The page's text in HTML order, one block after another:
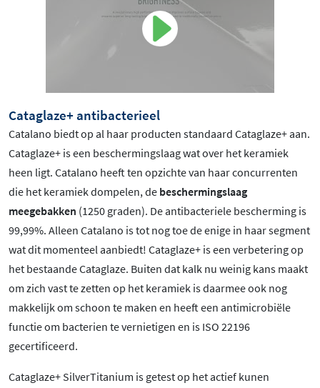
Cataglaze+ antibacterieel
Catalano biedt op al haar producten standaard Cataglaze+ aan.
Cataglaze+ is een beschermingslaag wat over het keramiek
heen ligt. Catalano heeft ten opzichte van haar concurrenten
die het keramiek dompelen, de beschermingslaag
meegebakken (1250 graden). De antibacteriele bescherming is
99,99%. Alleen Catalano is tot nog toe de enige in haar segment
wat dit momenteel aanbiedt! Cataglaze+ is een verbetering op
het bestaande Cataglaze. Buiten dat kalk nu weinig kans maakt
om zich vast te zetten op het keramiek is daarmee ook nog
makkelijk om schoon te maken en heeft een antimicrobiële
functie om bacterien te vernietigen en is ISO 22196
gecertificeerd.
Cataglaze+ SilverTitanium is getest op het actief kunen